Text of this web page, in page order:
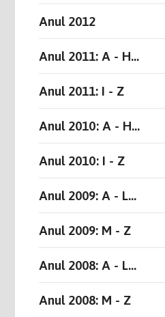
Anul 2012
Anul 2011: A - H...
Anul 2011: I - Z
Anul 2010: A - H...
Anul 2010: I - Z
Anul 2009: A - L...
Anul 2009: M - Z
Anul 2008: A - L...
Anul 2008: M - Z